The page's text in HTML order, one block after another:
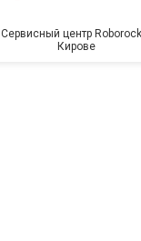
Сервисный центр
Кирове